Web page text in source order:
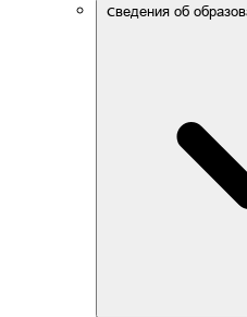
Сведения об